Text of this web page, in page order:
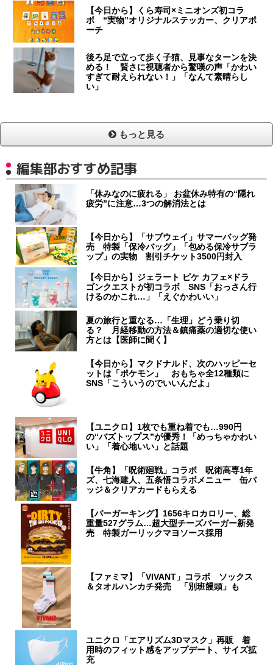
【今日から】くら寿司×ミニオンズ初コラ
ボ “実物”オリジナルステッカー、クリアポ
ーチ
後ろ足で立って歩く子猫、見事なターンを決
める！ 賢さに視聴者から驚嘆の声「かわい
すぎて耐えられない！」「なんて素晴らし
い」
もっと見る
編集部おすすめ記事
「休みなのに疲れる」 お盆休み特有の“隠れ
疲労”に注意…3つの解消法とは
【今日から】「サブウェイ」サマーバッグ発
売 特製「保冷バッグ」「包める保冷サブラ
ップ」の実物 割引チケット3500円封入
【今日から】ジェラート ピケ カフェ×ドラ
ゴンクエストが初コラボ SNS「おっさん行
けるのかこれ…」「えぐかわいい」
夏の旅行と重なる…「生理」どう乗り切
る？ 月経移動の方法＆鎮痛薬の適切な使い
方とは【医師に聞く】
【今日から】マクドナルド、次のハッピーセ
ットは「ポケモン」 おもちゃ全12種類に
SNS「こういうのでいいんだよ」
【ユニクロ】1枚でも重ね着でも…990円
の“バズトップス”が優秀！「めっちゃかわい
い」「着心地いい」と話題
【牛角】「呪術廻戦」コラボ 呪術高専1年
ズ、七海建人、五条悟コラボメニュー 缶バ
ッジ＆クリアカードもらえる
【バーガーキング】1656キロカロリー、総
重量527グラム…超大型チーズバーガー新発
売 特製ガーリックマヨソース採用
【ファミマ】「VIVANT」コラボ ソックス
＆タオルハンカチ発売 「別班饅頭」も
ユニクロ「エアリズム3Dマスク」再販 着
用時のフィット感をアップデート、サイズ拡
充